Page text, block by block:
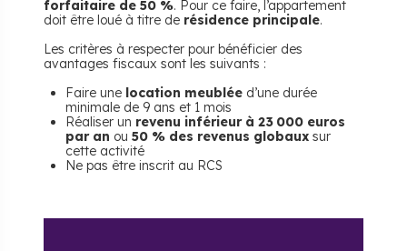
forfaitaire de 50 %. Pour ce faire, l’appartement
doit être loué à titre de résidence principale.
Les critères à respecter pour bénéficier des
avantages fiscaux sont les suivants :
Faire une location meublée d’une durée
minimale de 9 ans et 1 mois
Réaliser un revenu inférieur à 23 000 euros
par an ou 50 % des revenus globaux sur
cette activité
Ne pas être inscrit au RCS